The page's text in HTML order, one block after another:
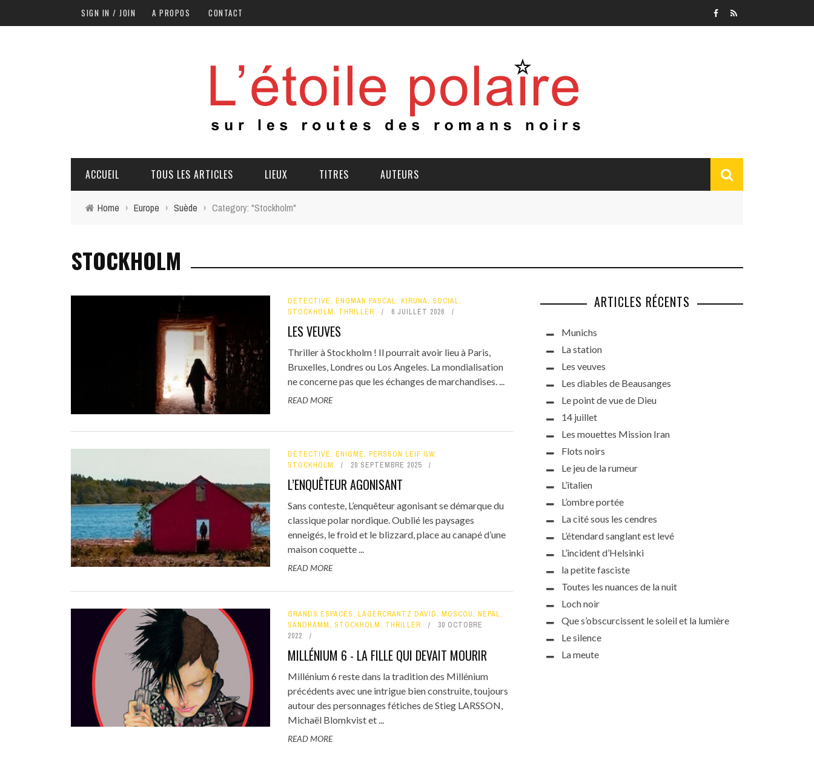
SIGN IN / JOIN A PROPOS CONTACT
ACCUEIL TOUS LES ARTICLES LIEUX TITRES AUTEURS
Home › Europe › Suède › Category: "Stockholm"
STOCKHOLM
DÉTECTIVE, ENGMAN PASCAL, KIRUNA, SOCIAL,
STOCKHOLM, THRILLER 6 JUILLET 2026
LES VEUVES
Thriller à Stockholm ! Il pourrait avoir lieu à Paris,
Bruxelles, Londres ou Los Angeles. La mondialisation
ne concerne pas que les échanges de marchandises. ...
READ MORE
DÉTECTIVE, ENIGME, PERSSON LEIF GW,
STOCKHOLM
20 SEPTEMBRE 2025
L’ENQUÊTEUR AGONISANT
Sans conteste, L’enquêteur agonisant se démarque du
classique polar nordique. Oublié les paysages
enneigés, le froid et le blizzard, place au canapé d’une
maison coquette ...
READ MORE
GRANDS ESPACES, LAGERCRANTZ DAVID, MOSCOU, NÉPAL,
SANDHAMM, STOCKHOLM, THRILLER
30 OCTOBRE
2022
MILLÉNIUM 6 - LA FILLE QUI DEVAIT MOURIR
Millénium 6 reste dans la tradition des Millénium
précédents avec une intrigue bien construite, toujours
autour des personnages fétiches de Stieg LARSSON,
Michaël Blomkvist et ...
READ MORE
ARTICLES RÉCENTS
Munichs
La station
Les veuves
Les diables de Beausanges
Le point de vue de Dieu
14 juillet
Les mouettes Mission Iran
Flots noirs
Le jeu de la rumeur
L’italien
L’ombre portée
La cité sous les cendres
L’étendard sanglant est levé
L’incident d’Helsinki
la petite fasciste
Toutes les nuances de la nuit
Loch noir
Que s’obscurcissent le soleil et la lumière
Le silence
La meute